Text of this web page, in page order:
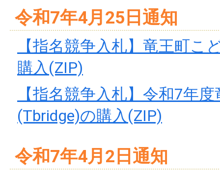
令和7年4月25日通知
【指名競争入札】竜王町こ
購入(ZIP)
【指名競争入札】令和7年
(Tbridge)の購入(ZIP)
令和7年4月2日通知